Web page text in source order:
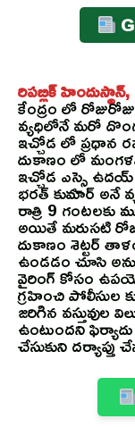
రిపబ్లిక్
కేంద్రం లో
వ్యధిలోనే మరో
ఇచ్చోడ లో ప్రధాన
దుకాణం లో
ఇచ్చోడ ఎస్సై
భరత్ కుమార్ అనే
రాత్రి 9
అయితే మరుసటి
దుకాణం శెట్టర్
ఉండడం చూసి
వైరింగ్ కోసం
గ్రహించి
జరిగిన వస్తువుల
ఉంటుందని
చేసుకుని దర్యాప్తు